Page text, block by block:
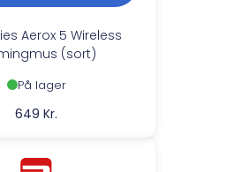
Aerox 5 Wireless
(sort)
På lager
649 Kr.